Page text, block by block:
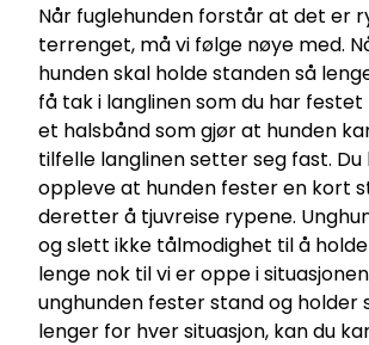
Når fuglehunden forstår at det er
terrenget, må vi følge nøye med.
hunden skal holde standen så
få tak i langlinen som du har festet
et halsbånd som gjør at hunden
tilfelle langlinen setter seg fast. Du
oppleve at hunden fester en kort
deretter å tjuvreise rypene.
og slett ikke tålmodighet til å
lenge nok til vi er oppe i
unghunden fester stand og holder
lenger for hver situasjon, kan du